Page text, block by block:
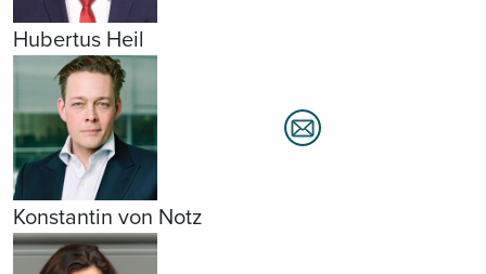
Hubertus Heil
Konstantin von Notz